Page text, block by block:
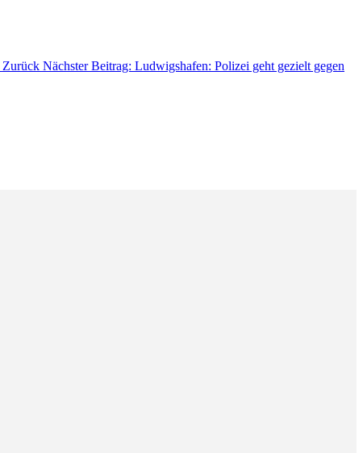
Zurück Nächster Beitrag: Ludwigshafen: Polizei geht gezielt gegen